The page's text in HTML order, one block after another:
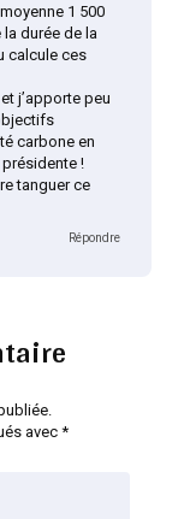
1 500
durée de la
calcule ces
j’apporte peu
carbone en
!
tanguer ce
Répondre
avec *